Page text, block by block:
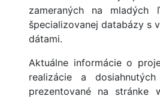
zameraných na
špecializovanej databázy s
dátami.
Aktuálne informácie o
realizácie a
prezentované na stránke